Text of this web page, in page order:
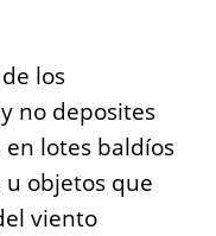
los
no deposites
lotes baldíos
objetos que
viento